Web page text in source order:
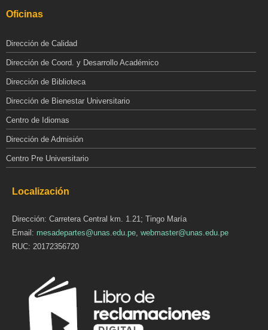
Oficinas
Dirección de Calidad
Dirección de Coord. y Desarrollo Académico
Dirección de Biblioteca
Dirección de Bienestar Universitario
Centro de Idiomas
Dirección de Admisión
Centro Pre Universitario
Localización
Dirección: Carretera Central km. 1.21; Tingo María
Email: mesadepartes@unas.edu.pe, webmaster@unas.edu.pe
RUC: 20172356720